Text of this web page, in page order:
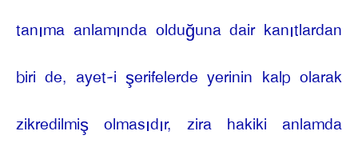
tanıma anlamında olduğuna dair kanıtlardan
biri de, ayet-i şerifelerde yerinin kalp olarak
zikredilmiş olmasıdır, zira hakiki anlamda